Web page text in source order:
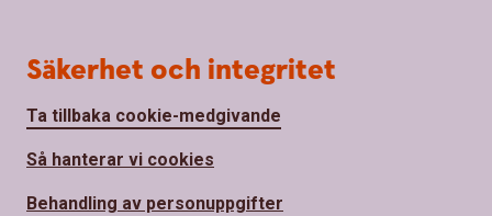
Säkerhet och integritet
Ta tillbaka cookie-medgivande
Så hanterar vi cookies
Behandling av personuppgifter